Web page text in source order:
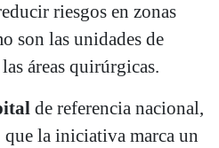
riesgos en zonas
son las unidades de
áreas quirúrgicas.
de referencia nacional,
que la iniciativa marca un